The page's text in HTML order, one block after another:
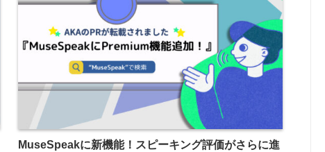
MuseSpeakに新機能！スピーキング評価がさらに進